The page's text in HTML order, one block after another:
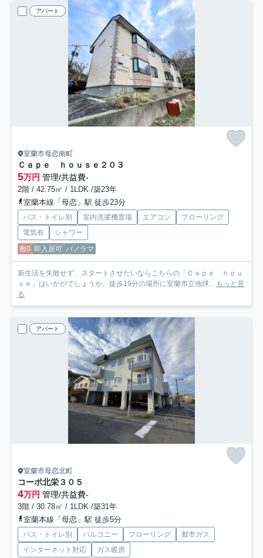
アパート
室蘭市母恋南町
Ｃａｐｅ ｈｏｕｓｅ ２０３
5万円 管理/共益費-
2階 / 42.75㎡ / 1LDK /築23年
室蘭本線「母恋」駅 徒歩23分
バス・トイレ別 室内洗濯機置場 エアコン
フローリング
電気有
シャワー
敷0 即入居可 パノラマ
新生活を失敗せず、スタートさせたいならこちらの「Ｃａｐｅ ｈｏｕ
ｓｅ」はいかがでしょうか。徒歩19分の場所に室蘭市立地球...
もっと見
る
アパート
室蘭市母恋北町
コーポ北栄３０５
4万円 管理/共益費-
3階 / 30.78㎡ / 1LDK /築31年
室蘭本線「母恋」駅 徒歩5分
バス・トイレ別 バルコニー フローリング
都市ガス
インターネット対応
ガス暖房